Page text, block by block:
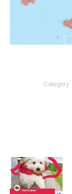
Category: